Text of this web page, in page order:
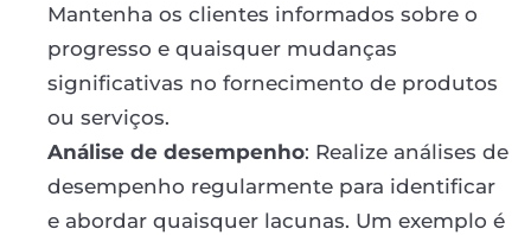
Mantenha os clientes informados sobre o
progresso e quaisquer mudanças
significativas no fornecimento de produtos
ou serviços.
Análise de desempenho: Realize análises de
desempenho regularmente para identificar
e abordar quaisquer lacunas. Um exemplo é